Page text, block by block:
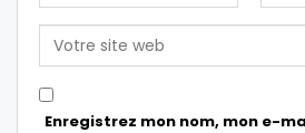
Enregistrez mon nom, mon e-